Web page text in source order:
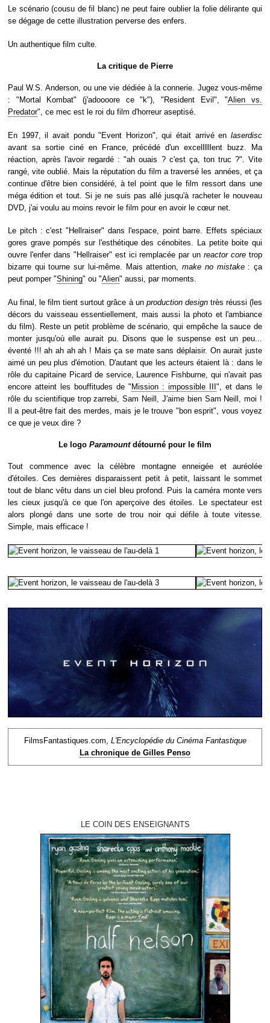
Le scénario (cousu de fil blanc) ne peut faire oublier la folie délirante qui
se dégage de cette illustration perverse des enfers.
Un authentique film culte.
La critique de Pierre
Paul W.S. Anderson, ou une vie dédiée à la connerie. Jugez vous-même
: "Mortal Kombat" (j'adoooore ce "k"), "Resident Evil", "Alien vs.
Predator", ce mec est le roi du film d'horreur aseptisé.
En 1997, il avait pondu "Event Horizon", qui était arrivé en laserdisc
avant sa sortie ciné en France, précédé d'un excellllllent buzz. Ma
réaction, après l'avoir regardé : "ah ouais ? c'est ça, ton truc ?". Vite
rangé, vite oublié. Mais la réputation du film a traversé les années, et ça
continue d'être bien considéré, à tel point que le film ressort dans une
méga édition et tout. Si je ne suis pas allé jusqu'à racheter le nouveau
DVD, j'ai voulu au moins revoir le film pour en avoir le cœur net.
Le pitch : c'est "Hellraiser" dans l'espace, point barre. Effets spéciaux
gores grave pompés sur l'esthétique des cénobites. La petite boite qui
ouvre l'enfer dans "Hellraiser" est ici remplacée par unreactor core trop
bizarre qui tourne sur lui-même. Mais attention,make no mistake: ça
peut pomper "Shining" ou "Alien" aussi, par moments.
Au final, le film tient surtout grâce à un production designtrès réussi (les
décors du vaisseau essentiellement, mais aussi la photo et l'ambiance
du film). Reste un petit problème de scénario, qui empêche la sauce de
monter jusqu'où elle aurait pu. Disons que le suspense est un peu...
éventé !!! ah ah ah ah ! Mais ça se mate sans déplaisir. On aurait juste
aimé un peu plus d'émotion. D'autant que les acteurs étaient là : dans le
rôle du capitaine Picard de service, Laurence Fishburne, qui n'avait pas
encore atteint les bouffitudes de "Mission : impossible III", et dans le
rôle du scientifique trop zarrebi, Sam Neill, J'aime bien Sam Neill, moi !
Il a peut-être fait des merdes, mais je le trouve "bon esprit", vous voyez
ce que je veux dire ?
Le logo Paramountdétourné pour le film
Tout commence avec la célèbre montagne enneigée et auréolée
d'étoiles. Ces dernières disparaissent petit à petit, laissant le sommet
tout de blanc vêtu dans un ciel bleu profond. Puis la caméra monte vers
les cieux jusqu'à ce que l'on aperçoive des étoiles. Le spectateur est
alors plongé dans une sorte de trou noir qui défile à toute vitesse.
Simple, mais efficace !
FilmsFantastiques.com, L'Encyclopédie du Cinéma Fantastique
La chronique de Gilles Penso
LE COIN DES ENSEIGNANTS